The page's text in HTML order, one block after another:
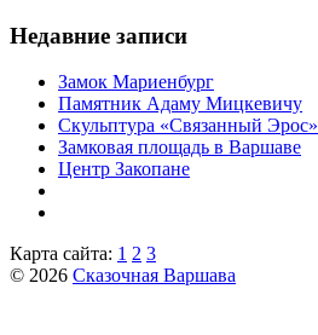
Недавние записи
Замок Мариенбург
Памятник Адаму Мицкевичу
Скульптура «Связанный Эрос»
Замковая площадь в Варшаве
Центр Закопане
Карта сайта: 1 2 3
© 2026 Сказочная Варшава